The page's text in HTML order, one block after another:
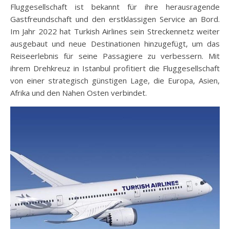
Fluggesellschaft ist bekannt für ihre herausragende
Gastfreundschaft und den erstklassigen Service an Bord.
Im Jahr 2022 hat Turkish Airlines sein Streckennetz weiter
ausgebaut und neue Destinationen hinzugefügt, um das
Reiseerlebnis für seine Passagiere zu verbessern. Mit
ihrem Drehkreuz in Istanbul profitiert die Fluggesellschaft
von einer strategisch günstigen Lage, die Europa, Asien,
Afrika und den Nahen Osten verbindet.